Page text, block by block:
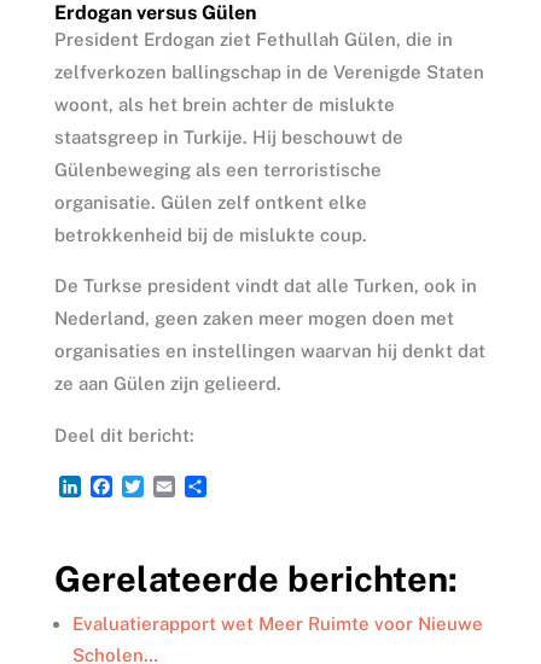
Erdogan versus Gülen
President Erdogan ziet Fethullah Gülen, die in
zelfverkozen ballingschap in de Verenigde Staten
woont, als het brein achter de mislukte
staatsgreep in Turkije. Hij beschouwt de
Gülenbeweging als een terroristische
organisatie. Gülen zelf ontkent elke
betrokkenheid bij de mislukte coup.
De Turkse president vindt dat alle Turken, ook in
Nederland, geen zaken meer mogen doen met
organisaties en instellingen waarvan hij denkt dat
ze aan Gülen zijn gelieerd.
Deel dit bericht:
L
e
d
I
n
F
b
o
o
k
T
t
e
r
E
l
D
n
Gerelateerde berichten:
Evaluatierapport wet Meer Ruimte voor Nieuwe
Scholen…